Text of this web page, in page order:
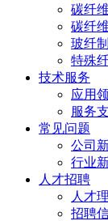
碳纤
碳纤
玻纤
特殊
技术服务
应用
服务
常见问题
公司
行业
人才招聘
人才
招聘